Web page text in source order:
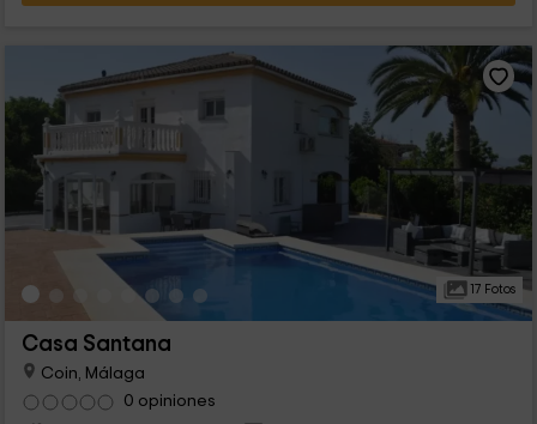
17 Fotos
Casa Santana
Coin, Málaga
0 opiniones